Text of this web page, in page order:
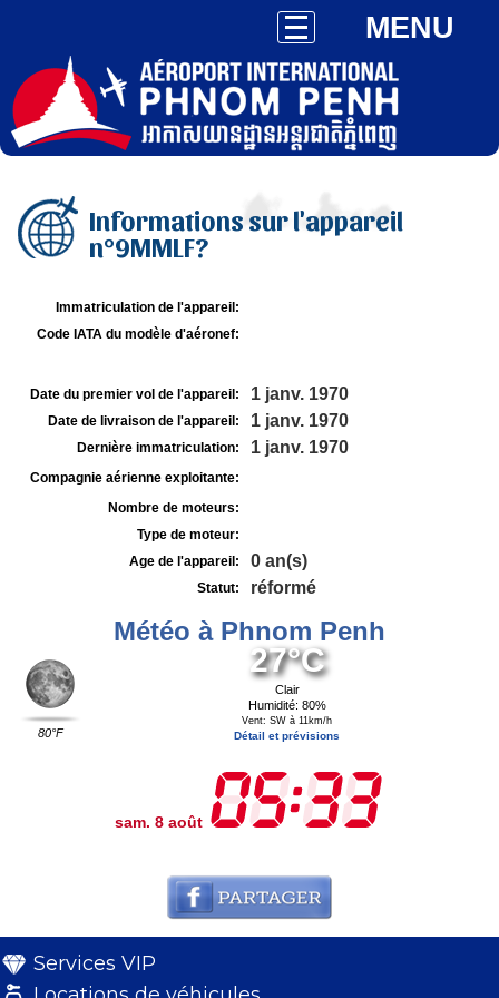
MENU
Informations sur l'appareil
n°9MMLF?
Immatriculation de l'appareil:
Code IATA du modèle d'aéronef:
Date du premier vol de l'appareil: 1 janv. 1970
Date de livraison de l'appareil: 1 janv. 1970
Dernière immatriculation: 1 janv. 1970
Compagnie aérienne exploitante:
Nombre de moteurs:
Type de moteur:
Age de l'appareil:
0 an(s)
Statut: réformé
Météo à Phnom Penh
80°F
27°C
Clair
Humidité: 80%
Vent: SW à 11km/h
Détail et prévisions
sam. 8 août
Services VIP